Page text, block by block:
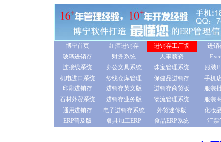
博宁首页 红酒进销存 进销存工厂版
进销
玻璃进销存
财务系统 人事薪资
连接线系统
办公文具系统 珠宝管理系统
服装
机电进口系统
纱线仓库管理 保健品进销存
手机
印刷进销存
进销存英文版 进销存商贸版
服装
石材外贸系统
进销存业务版 物流管理系统
服装
通用进销存
电子进销存系统 外贸迷你版
化妆
ERP普及版
餐具加工ERP 食品ERP系统 汇票